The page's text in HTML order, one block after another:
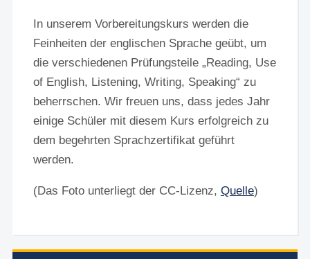
In unserem Vorbereitungskurs werden die
Feinheiten der englischen Sprache geübt, um
die verschiedenen Prüfungsteile „Reading, Use
of English, Listening, Writing, Speaking“ zu
beherrschen. Wir freuen uns, dass jedes Jahr
einige Schüler mit diesem Kurs erfolgreich zu
dem begehrten Sprachzertifikat geführt
werden.
(Das Foto unterliegt der CC-Lizenz, Quelle)